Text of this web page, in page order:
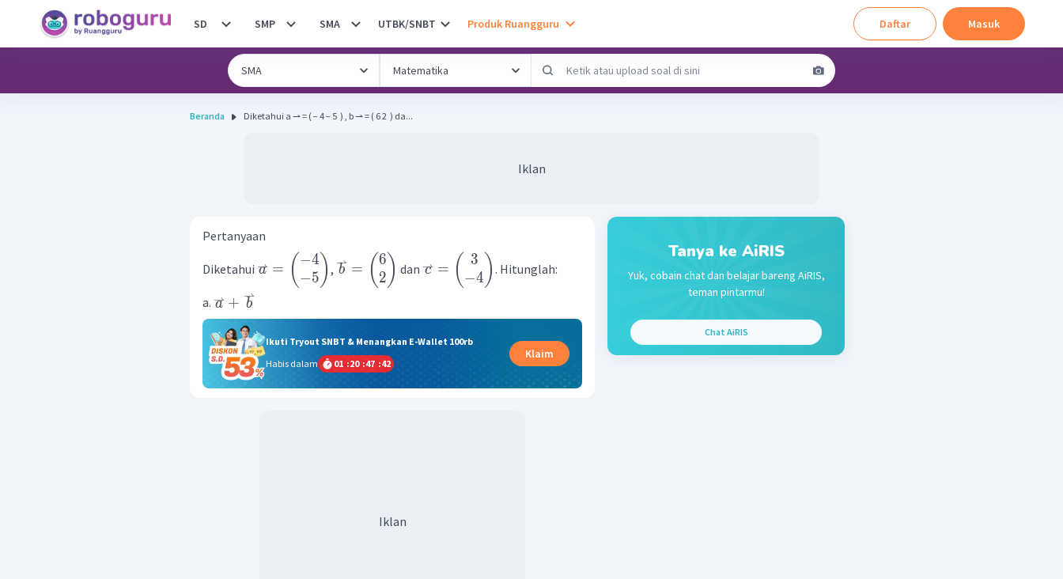
SD SMP SMA UTBK/SNBT Produk Ruangguru Daftar Masuk
Beranda Diketahui a ⇀ = ( − 4 − 5 ​ ) , b ⇀ = ( 6 2 ​ ) da...
Iklan
Pertanyaan
Diketahui a = ( −4
−5 ) , b = (6
2 ) dan c = ( 3
−4 ). Hitunglah:
a. a
⇀ + b
⇀
Ikuti Tryout SNBT & Menangkan E-Wallet 100rb
Habis dalam
01 :20 :47 :42
Klaim
Iklan
Tanya ke AiRIS
Yuk, cobain chat dan belajar bareng AiRIS,
teman pintarmu!
Chat AiRIS